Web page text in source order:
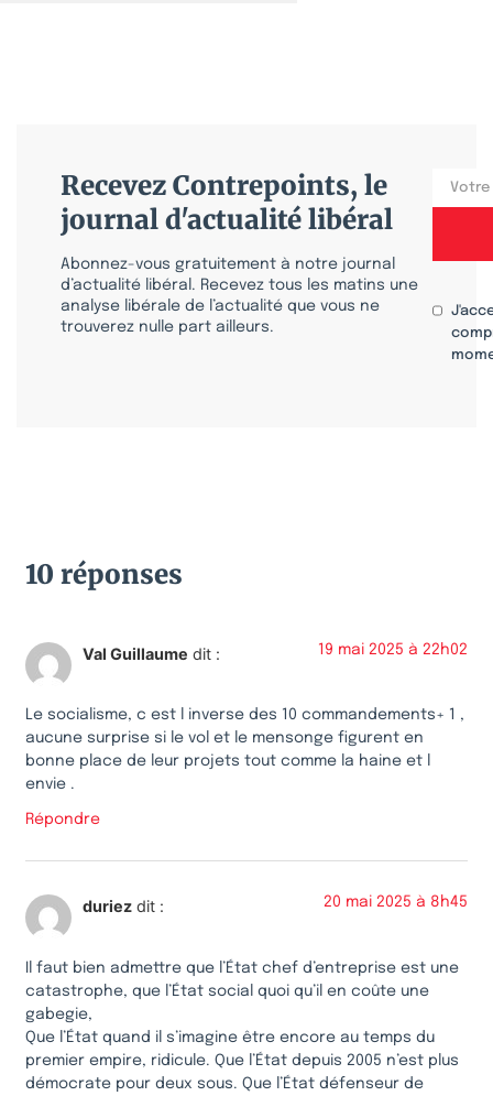
Recevez Contrepoints, le
journal d'actualité libéral
Abonnez-vous gratuitement à notre journal
d’actualité libéral. Recevez tous les matins une
analyse libérale de l’actualité que vous ne
trouverez nulle part ailleurs.
10 réponses
Val Guillaume dit : 19 mai 2025 à 22h02
Le socialisme, c est l inverse des 10 commandements+ 1 ,
aucune surprise si le vol et le mensonge figurent en
bonne place de leur projets tout comme la haine et l
envie .
Répondre
duriez dit : 20 mai 2025 à 8h45
Il faut bien admettre que l’État chef d’entreprise est une
catastrophe, que l’État social quoi qu’il en coûte une
gabegie,
Que l’État quand il s’imagine être encore au temps du
premier empire, ridicule. Que l’État depuis 2005 n’est plus
démocrate pour deux sous. Que l’État défenseur de